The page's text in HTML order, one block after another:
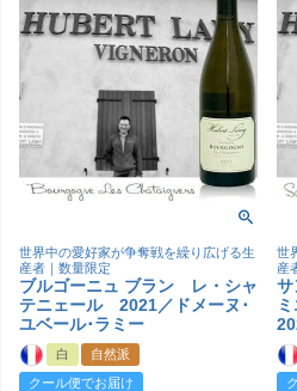
世界中の愛好家が争奪戦を繰り広げる生
産者｜数量限定
ブルゴーニュ ブラン レ・シャ
テニェール 2021／ドメーヌ･
ユベール･ラミー
白
自然派
クール便でお届け
世
産